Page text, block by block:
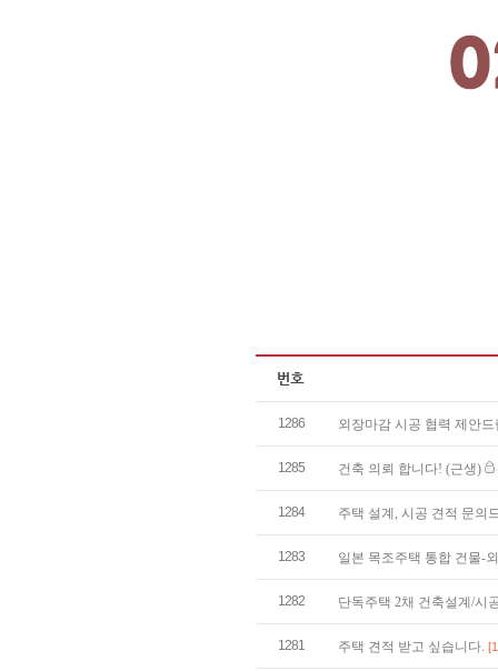
1286 외장마감 시공 협력 제안
1285 건축 의뢰 합니다! (근생)
1284 주택 설계, 시공 견적 문의
1283 일본 목조주택 통합 건물-
1282 단독주택 2채 건축설계/시
1281 주택 견적 받고 싶습니다.